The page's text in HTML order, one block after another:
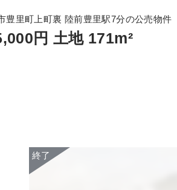
豊里町上町裏 陸前豊里駅7分の公売物件
円 土地 171m²